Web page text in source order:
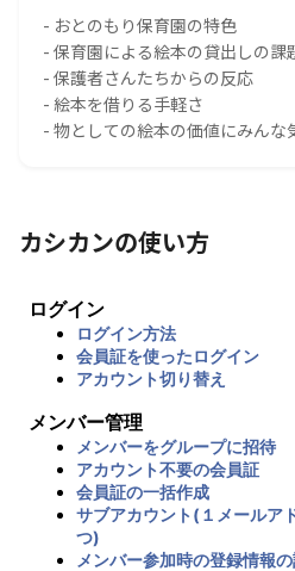
- おとのもり保育園の特色
- 保育園による絵本の貸出しの課
- 保護者さんたちからの反応
- 絵本を借りる手軽さ
- 物としての絵本の価値にみんな
カシカンの使い方
ログイン
ログイン方法
会員証を使ったログイン
アカウント切り替え
メンバー管理
メンバーをグループに招待
アカウント不要の会員証
会員証の一括作成
サブアカウント(１メールア
つ)
メンバー参加時の登録情報